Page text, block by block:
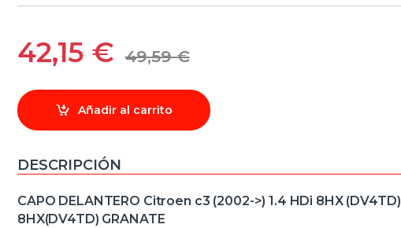
42,15 € 49,59€
Añadir al carrito
DESCRIPCIÓN
CAPO DELANTERO Citroen c3 (2002->) 1.4 HDi 8HX (DV4TD)
8HX(DV4TD) GRANATE